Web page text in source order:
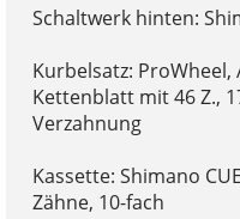
Schaltwerk hinten:
Kurbelsatz:
Kettenblatt mit 46 Z.,
Verzahnung
Kassette: Shimano
Zähne, 10-fach